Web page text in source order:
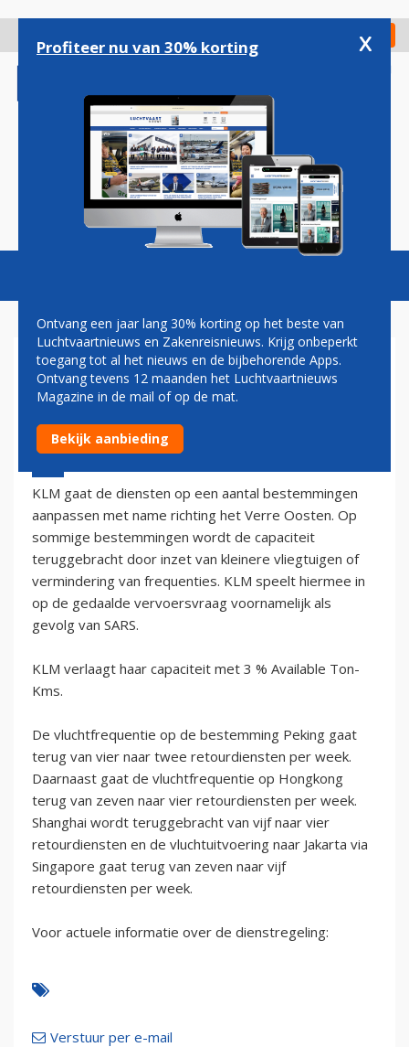
gaan
Check in
Magazine Podcasts Vacatures
KLM PAST DIENSTREGELING
AAN IN VERBAND MET SARS
26 april 2003 - 2:00
KLM gaat de diensten op een aantal bestemmingen
aanpassen met name richting het Verre Oosten. Op
sommige bestemmingen wordt de capaciteit
teruggebracht door inzet van kleinere vliegtuigen of
vermindering van frequenties. KLM speelt hiermee in
op de gedaalde vervoersvraag voornamelijk als
gevolg van SARS.
KLM verlaagt haar capaciteit met 3 % Available Ton-
Kms.
De vluchtfrequentie op de bestemming Peking gaat
terug van vier naar twee retourdiensten per week.
Daarnaast gaat de vluchtfrequentie op Hongkong
terug van zeven naar vier retourdiensten per week.
Shanghai wordt teruggebracht van vijf naar vier
retourdiensten en de vluchtuitvoering naar Jakarta via
Singapore gaat terug van zeven naar vijf
retourdiensten per week.
Voor actuele informatie over de dienstregeling:
Verstuur per e-mail
Profiteer nu van 30% korting x
Ontvang een jaar lang 30% korting op het beste van
Luchtvaartnieuws en Zakenreisnieuws. Krijg onbeperkt
toegang tot al het nieuws en de bijbehorende Apps.
Ontvang tevens 12 maanden het Luchtvaartnieuws
Magazine in de mail of op de mat.
Bekijk aanbieding